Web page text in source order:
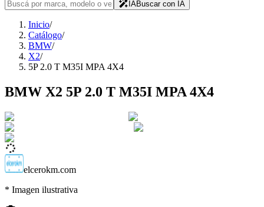
IABuscar con IA
Inicio/
Catálogo/
BMW/
X2/
5P 2.0 T M35I MPA 4X4
BMW X2 5P 2.0 T M35I MPA 4X4
elcerokm.com
* Imagen ilustrativa